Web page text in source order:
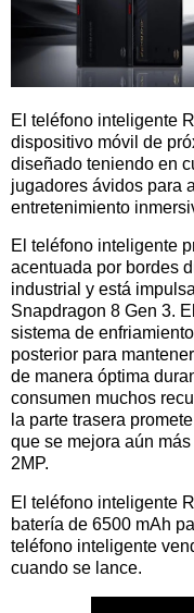
El teléfono inteligente
dispositivo móvil de
diseñado teniendo en
jugadores ávidos para
entretenimiento
El teléfono inteligente
acentuada por bordes
industrial y está
Snapdragon 8 Gen 3.
sistema de
posterior para
de manera óptima
consumen muchos
la parte trasera
que se mejora aún
2MP.
El teléfono inteligente
batería de 6500 mAh
teléfono inteligente
cuando se lance.